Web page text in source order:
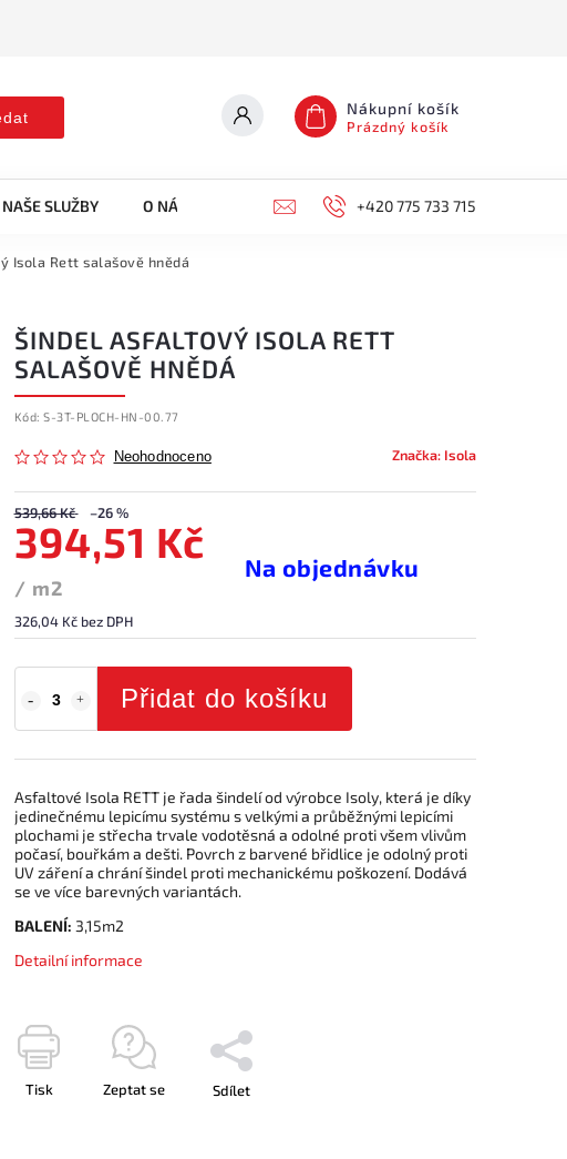
Nákupní košík
Prázdný košík
NAŠE SLUŽBY O NÁS KONTAKTY +420 775 733 715
Isola Rett salašově hnědá
ŠINDEL ASFALTOVÝ ISOLA RETT
SALAŠOVĚ HNĚDÁ
Kód: S-3T-PLOCH-HN-00.77
Neohodnoceno Značka: Isola
539,66 Kč –26 %
394,51 Kč
/ m2
326,04 Kč bez DPH
Na objednávku
Přidat do košíku
Asfaltové Isola RETT je řada šindelí od výrobce Isoly, která je díky
jedinečnému lepicímu systému s velkými a průběžnými lepicími
plochami je střecha trvale vodotěsná a odolné proti všem vlivům
počasí, bouřkám a dešti. Povrch z barvené břidlice je odolný proti
UV záření a chrání šindel proti mechanickému poškození. Dodává
se ve více barevných variantách.
BALENÍ: 3,15m2
Detailní informace
Tisk Zeptat se Sdílet